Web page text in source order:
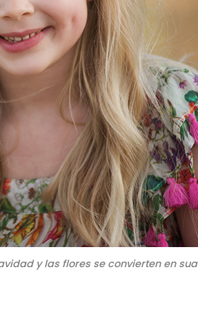
y las flores se convierten en